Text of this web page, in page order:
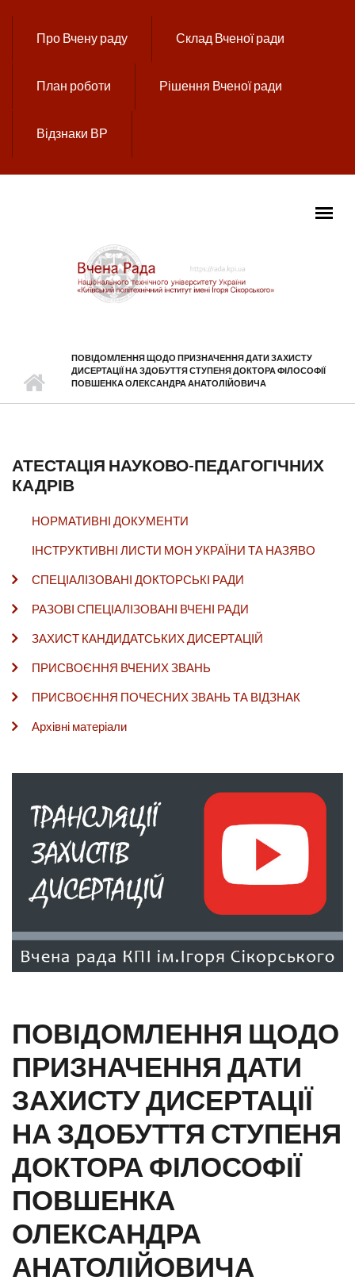
Про Вчену раду Склад Вченої ради
План роботи Рішення Вченої ради
Відзнаки ВР
ПОВІДОМЛЕННЯ ЩОДО ПРИЗНАЧЕННЯ ДАТИ ЗАХИСТУ
ДИСЕРТАЦІЇ НА ЗДОБУТТЯ СТУПЕНЯ ДОКТОРА ФІЛОСОФІЇ
ПОВШЕНКА ОЛЕКСАНДРА АНАТОЛІЙОВИЧА
АТЕСТАЦІЯ НАУКОВО-ПЕДАГОГІЧНИХ
КАДРІВ
НОРМАТИВНІ ДОКУМЕНТИ
ІНСТРУКТИВНІ ЛИСТИ МОН УКРАЇНИ ТА НАЗЯВО
СПЕЦІАЛІЗОВАНІ ДОКТОРСЬКІ РАДИ
РАЗОВІ СПЕЦІАЛІЗОВАНІ ВЧЕНІ РАДИ
ЗАХИСТ КАНДИДАТСЬКИХ ДИСЕРТАЦІЙ
ПРИСВОЄННЯ ВЧЕНИХ ЗВАНЬ
ПРИСВОЄННЯ ПОЧЕСНИХ ЗВАНЬ ТА ВІДЗНАК
Архівні матеріали
ПОВІДОМЛЕННЯ ЩОДО
ПРИЗНАЧЕННЯ ДАТИ
ЗАХИСТУ ДИСЕРТАЦІЇ
НА ЗДОБУТТЯ СТУПЕНЯ
ДОКТОРА ФІЛОСОФІЇ
ПОВШЕНКА
ОЛЕКСАНДРА
АНАТОЛІЙОВИЧА